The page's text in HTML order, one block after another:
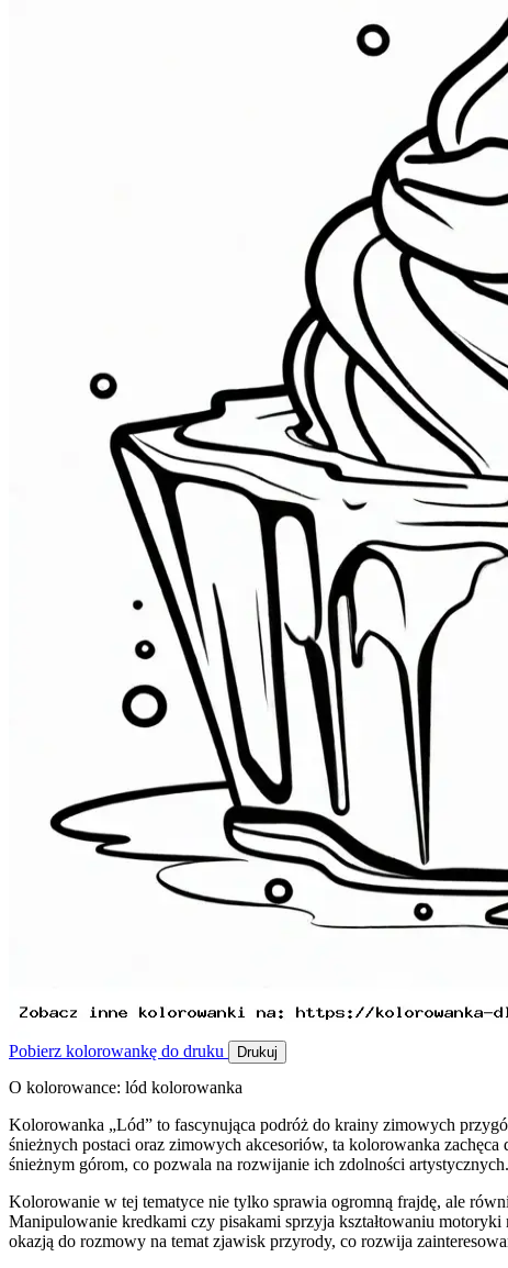
Pobierz kolorowankę do druku Drukuj
O kolorowance: lód kolorowanka
Kolorowanka „Lód” to fascynująca podróż do krainy zimowych
śnieżnych postaci oraz zimowych akcesoriów, ta kolorowanka
śnieżnym górom, co pozwala na rozwijanie ich zdolności artystycznych.
Kolorowanie w tej tematyce nie tylko sprawia ogromną frajdę, ale
Manipulowanie kredkami czy pisakami sprzyja kształtowaniu motoryki
okazją do rozmowy na temat zjawisk przyrody, co rozwija